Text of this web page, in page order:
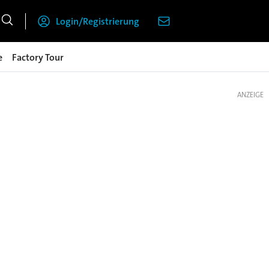
Login/Registrierung
Factory Tour
ANZEIGE